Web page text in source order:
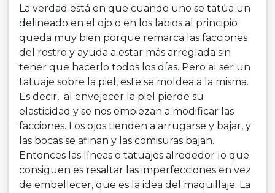
La verdad está en que cuando uno se tatúa un
delineado en el ojo o en los labios al principio
queda muy bien porque remarca las facciones
del rostro y ayuda a estar más arreglada sin
tener que hacerlo todos los días. Pero al ser un
tatuaje sobre la piel, este se moldea a la misma.
Es decir, al envejecer la piel pierde su
elasticidad y se nos empiezan a modificar las
facciones. Los ojos tienden a arrugarse y bajar, y
las bocas se afinan y las comisuras bajan.
Entonces las líneas o tatuajes alrededor lo que
consiguen es resaltar las imperfecciones en vez
de embellecer, que es la idea del maquillaje. La